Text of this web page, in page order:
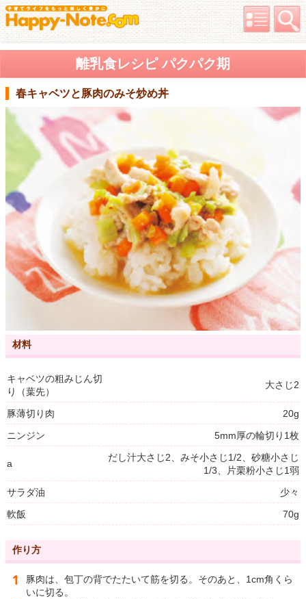
離乳食レシピ パクパク期
春キャベツと豚肉のみそ炒め丼
材料
キャベツの粗みじん切
り（葉先）
大さじ2
豚薄切り肉
20g
ニンジン
5mm厚の輪切り1枚
a
だし汁大さじ2、みそ小さじ1/2、砂糖小さじ
1/3、片栗粉小さじ1弱
サラダ油
少々
軟飯
70g
作り方
豚肉は、包丁の背でたたいて筋を切る。そのあと、1cm角くら
いに切る。